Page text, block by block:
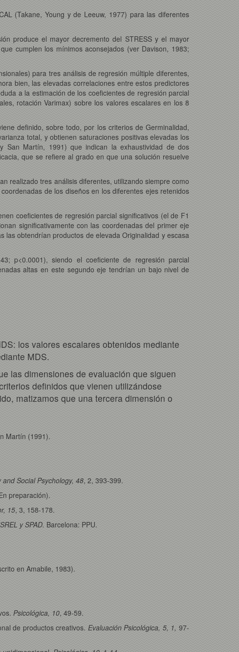
(Takane, Young y de Leeuw, 1977) para las diferentes
produce el mayor decremento del STRESS y el mayor
cumplen los mínimos aconsejados (ver Davison, 1983;
para tres análisis de regresión múltiple diferentes,
bien, las elevadas correlaciones entre estos predictores
a la estimación de los coeficientes de regresión parcial
rotación Varimax) sobre los valores escalares en los 8
definido, sobre todo, por los criterios de Germinalidad,
total, y obtienen saturaciones positivas elevadas los
San Martín, 1991) que indican la exhaustividad de dos
que se refiere al grado en que una solución resuelve
realizado tres análisis diferentes, utilizando siempre como
de los diseños en los diferentes ejes retenidos
coeficientes de regresión parcial significativos (el de F1
significativamente con las coordenadas del primer eje
las obtendrían productos de elevada Originalidad y escasa
p<0.0001), siendo el coeficiente de regresión parcial
altas en este segundo eje tendrían un bajo nivel de
los valores escalares obtenidos mediante
MDS.
las dimensiones de evaluación que siguen
definidos que vienen utilizándose
matizamos que una tercera dimensión o
Martín (1991).
Social Psychology, 48, 2, 393-399.
preparación).
15, 3, 158-178.
y SPAD. Barcelona: PPU.
en Amabile, 1983).
Psicológica, 10, 49-59.
de productos creativos. Evaluación Psicológica, 5, 1, 97-